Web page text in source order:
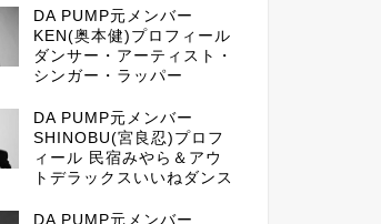
DA PUMP元メンバー
KEN(奥本健)プロフィール
ダンサー・アーティスト・
シンガー・ラッパー
DA PUMP元メンバー
SHINOBU(宮良忍)プロフ
ィール 民宿みやら＆アウ
トデラックスいいねダンス
DA PUMP元メンバー